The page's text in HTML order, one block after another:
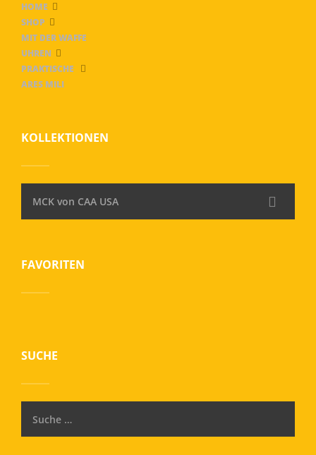
HOME
SHOP
MIT DER WAFFE
UHREN
PRAKTISCHE
ARES MILI
KOLLEKTIONEN
MCK von CAA USA
FAVORITEN
SUCHE